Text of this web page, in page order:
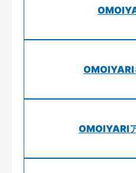
OMOIYARI
OMOIYARI